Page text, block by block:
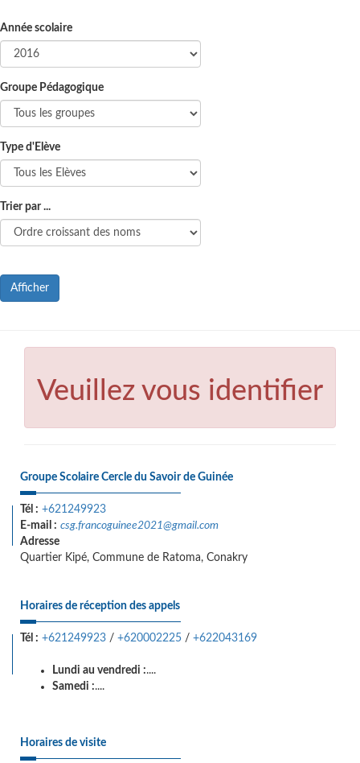
Année scolaire
Groupe Pédagogique
Type d'Elève
Trier par ...
Afficher
Veuillez vous identifier
Groupe Scolaire Cercle du Savoir de Guinée
Tél : +621249923
E-mail : csg.francoguinee2021@gmail.com
Adresse
Quartier Kipé, Commune de Ratoma, Conakry
Horaires de réception des appels
Tél : +621249923 / +620002225 / +622043169
Lundi au vendredi :....
Samedi :....
Horaires de visite